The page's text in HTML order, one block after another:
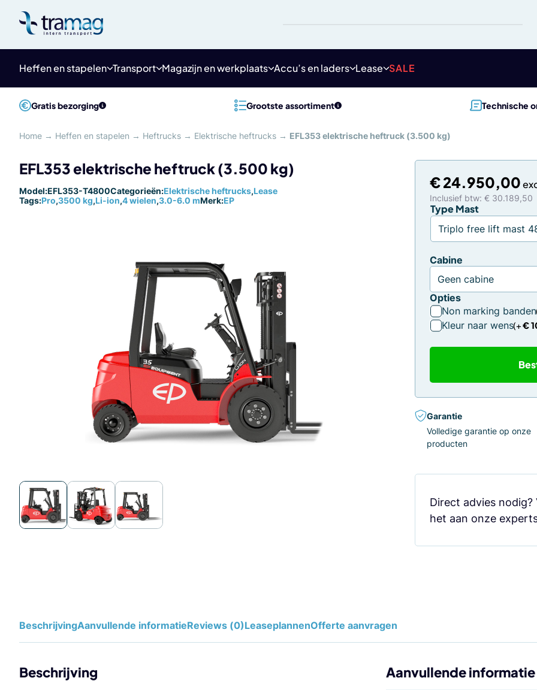
content
Heffen en stapelen Transport Magazijn en werkplaats Accu’s en laders Lease SALE
Gratis bezorging Grootste assortiment Technische
Home → Heffen en stapelen → Heftrucks → Elektrische heftrucks → EFL353 elektrische heftruck (3.500 kg)
EFL353 elektrische heftruck (3.500 kg)
Model:EFL353-T4800Categorieën:Elektrische heftrucks,Lease
Tags:Pro,3500 kg,Li-ion,4 wielen,3.0-6.0 mMerk:EP
€24.950,00
Inclusief btw: € 30.189,50
Type Mast
Cabine
Opties
Non marking banden
Kleur naar wens
€
Garantie
Volledige garantie op onze
producten
Direct advies nodig?
het aan onze
BeschrijvingAanvullende informatieReviews (0)LeaseplannenOfferte aanvragen
Beschrijving Aanvullende informatie